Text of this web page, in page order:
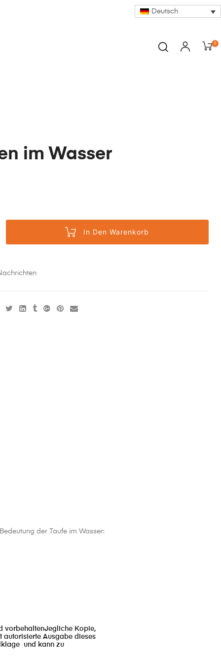
Deutsch
0
im Wasser
In Den Warenkorb
der Taufe im Wasser:
vorbehaltenJegliche Kopie,
autorisierte Ausgabe dieses
und kann zu